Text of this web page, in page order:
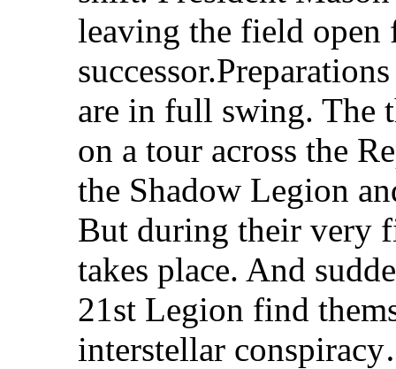
leaving the field open
are in full swing. The
on a tour across the
the Shadow Legion
But during their very
takes place. And
21st Legion find
interstellar